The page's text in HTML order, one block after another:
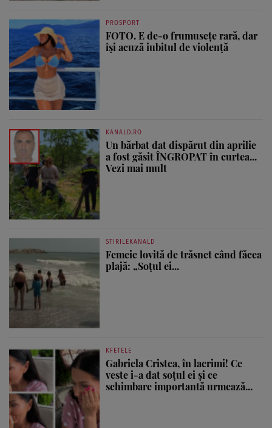
PROSPORT
FOTO. E de-o frumusețe rară, dar
își acuză iubitul de violență
KANALD.RO
Un bărbat dat dispărut din aprilie
a fost găsit ÎNGROPAT în curtea...
Vezi mai mult
STIRILEKANALD
Femeie lovită de trăsnet când făcea
plajă: „Soțul ei...
KFETELE
Gabriela Cristea, în lacrimi! Ce
veste i-a dat soțul ei și ce
schimbare importantă urmează...